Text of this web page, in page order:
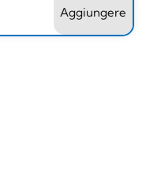
Aggiungere